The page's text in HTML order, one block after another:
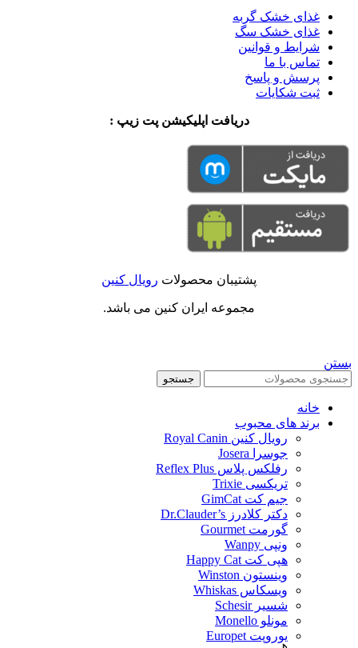
غذای خشک گربه
غذای خشک سگ
شرایط و قوانین
تماس با ما
پرسش و پاسخ
ثبت شکایات
دریافت اپلیکیشن پت زیپ :
پشتیبان محصولات رویال کنین
مجموعه ایران کنین می باشد.
بستن
جستجو
خانه
برند های محبوب
رویال کنین Royal Canin
جوسرا Josera
رفلکس پلاس Reflex Plus
تریکسی Trixie
جیم کت GimCat
دکتر کلادرز Dr.Clauder’s
گورمت Gourmet
ونپی Wanpy
هپی کت Happy Cat
وینستون Winston
ویسکاس Whiskas
شسیر Schesir
مونلو Monello
یوروپت Europet